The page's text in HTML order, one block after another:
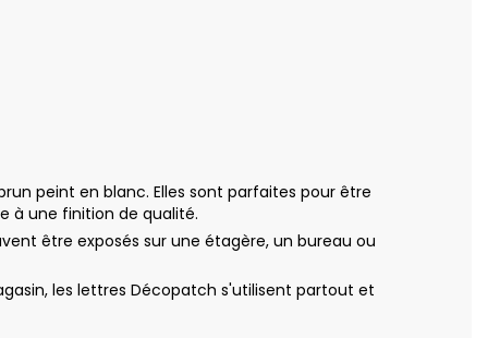
peint en blanc. Elles sont parfaites pour être
à une finition de qualité.
être exposés sur une étagère, un bureau ou
les lettres Décopatch s'utilisent partout et